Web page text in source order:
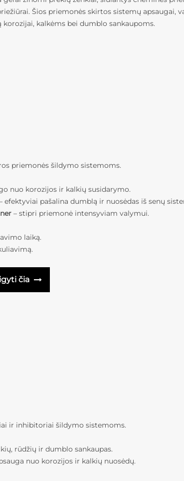
Šios priemonės skirtos sistemų apsaugai,
kalkėms bei dumblo sankaupoms.
priemonės šildymo sistemoms.
nuo korozijos ir kalkių susidarymo.
efektyviai pašalina dumblą ir nuosėdas iš senų
– stipri priemonė intensyviam valymui.
laiką.
čia
ir inhibitoriai šildymo sistemoms.
rūdžių ir dumblo sankaupas.
nuo korozijos ir kalkių nuosėdų.